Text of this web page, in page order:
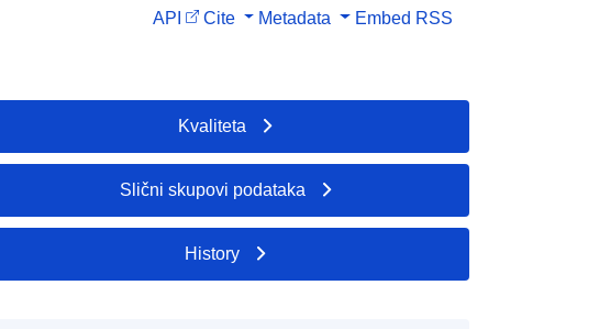
API Cite Metadata Embed RSS
Kvaliteta
Slični skupovi podataka
History